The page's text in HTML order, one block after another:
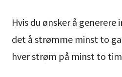
Hvis du ønsker å
det å strømme minst to
hver strøm på minst to